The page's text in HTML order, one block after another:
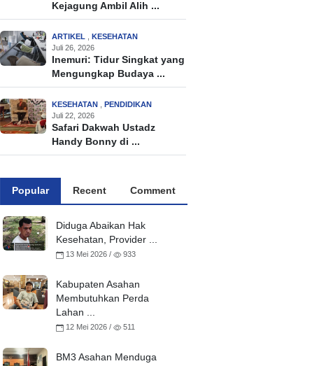
Kejagung Ambil Alih ...
ARTIKEL , KESEHATAN
Juli 26, 2026
Inemuri: Tidur Singkat yang
Mengungkap Budaya ...
KESEHATAN , PENDIDIKAN
Juli 22, 2026
Safari Dakwah Ustadz
Handy Bonny di ...
Popular Recent Comment
Diduga Abaikan Hak
Kesehatan, Provider ...
13 Mei 2026 / 933
Kabupaten Asahan
Membutuhkan Perda
Lahan ...
12 Mei 2026 / 511
BM3 Asahan Menduga